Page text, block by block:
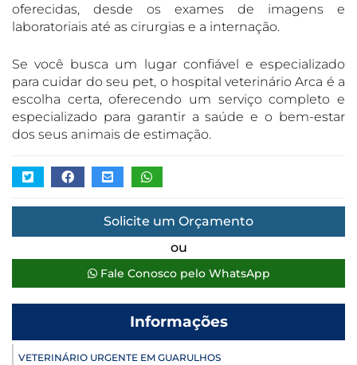
oferecidas, desde os exames de imagens e
laboratoriais até as cirurgias e a internação.
Se você busca um lugar confiável e especializado
para cuidar do seu pet, o hospital veterinário Arca é a
escolha certa, oferecendo um serviço completo e
especializado para garantir a saúde e o bem-estar
dos seus animais de estimação.
Solicite um Orçamento
ou
Fale Conosco pelo WhatsApp
Informações
VETERINÁRIO URGENTE EM GUARULHOS